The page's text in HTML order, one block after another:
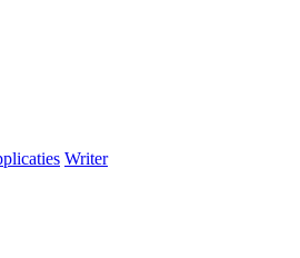
Writer